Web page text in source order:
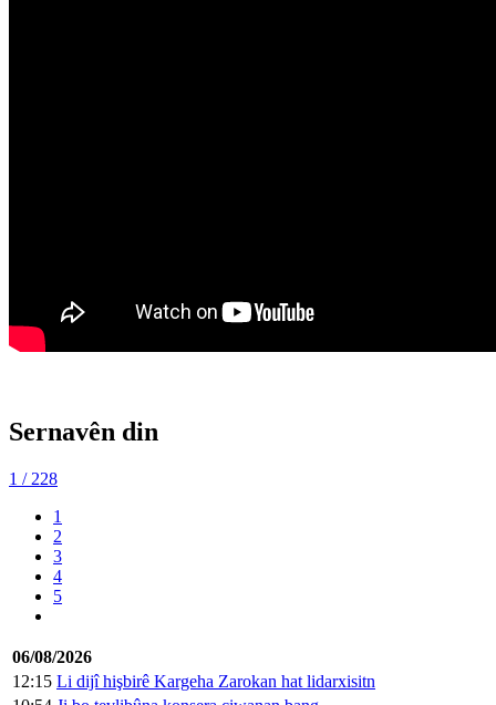
Sernavên din
1 / 228
1
2
3
4
5
06/08/2026
12:15 Li dijî hişbirê Kargeha Zarokan hat lidarxisitn